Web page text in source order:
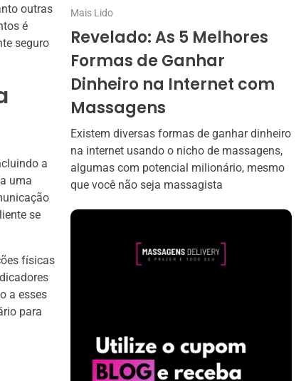
outras
é
seguro
a
uma
se
físicas
a esses
para
Mais Lido
Revelado: As 5 Melhores
Formas de Ganhar
Dinheiro na Internet com
Massagens
Existem diversas formas de ganhar dinheiro
na internet usando o nicho de massagens,
algumas com potencial milionário, mesmo
que você não seja massagista